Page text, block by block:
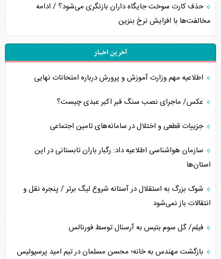
حذف کارت سوخت جایگاه داران بازنگری می‌شود؟ / ادامه
مخالفت‌ها با افزایش نرخ بنزین
آخرین اخبار
اطلاعیه مهم وزارت آموزش و پرورش درباره امتحانات نهایی
عکس/ ماجرای نصب سنگ قبر اکبر عبدی چیست؟
جزییات قطعی و اختلال در سامانه‌های تامین اجتماعی
سازمان هواشناسی اطلاعیه داد: رگبار باران تابستانی در این
استان‌ها
شوک بزرگ به استقلال در آستانه شروع لیگ برتر / پنجره نقل و
انتقالات باز نمی‌شود
فیلم/ گل سوم بتیس به آرسنال توسط فورنالس
بازگشت مهندس به خانه؛ محسن مسلمان در تیم امید پرسپولیس